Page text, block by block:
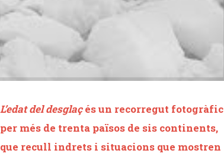
L’edat del desglaçés un recorregut fotogràfic
per més de trenta països de sis continents,
que recull indrets i situacions que mostren